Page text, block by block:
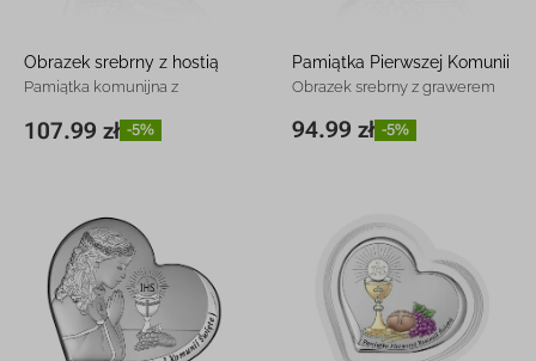
Obrazek srebrny z hostią
Pamiątka komunijna z
107.99 zł -5%
8 x 7,3 cm 107.99 zł
Pamiątka Pierwszej Komunii
Obrazek srebrny z grawerem
94.99 zł -5%
7,5 x 6,5 cm 94.99 zł